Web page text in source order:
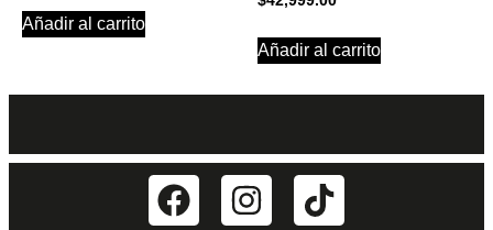
Añadir al carrito
Añadir al carrito